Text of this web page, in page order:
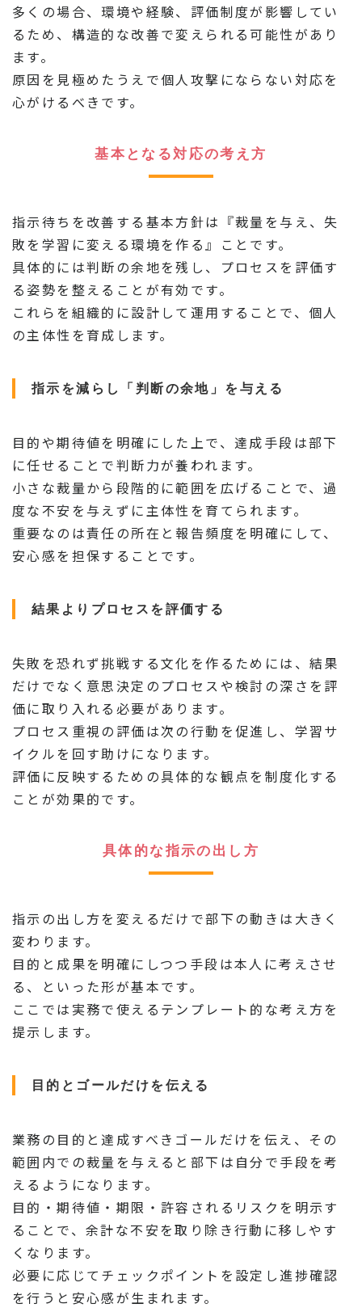
多くの場合、環境や経験、評価制度が影響してい
るため、構造的な改善で変えられる可能性があり
ます。
原因を見極めたうえで個人攻撃にならない対応を
心がけるべきです。
基本となる対応の考え方
指示待ちを改善する基本方針は『裁量を与え、失
敗を学習に変える環境を作る』ことです。
具体的には判断の余地を残し、プロセスを評価す
る姿勢を整えることが有効です。
これらを組織的に設計して運用することで、個人
の主体性を育成します。
指示を減らし「判断の余地」を与える
目的や期待値を明確にした上で、達成手段は部下
に任せることで判断力が養われます。
小さな裁量から段階的に範囲を広げることで、過
度な不安を与えずに主体性を育てられます。
重要なのは責任の所在と報告頻度を明確にして、
安心感を担保することです。
結果よりプロセスを評価する
失敗を恐れず挑戦する文化を作るためには、結果
だけでなく意思決定のプロセスや検討の深さを評
価に取り入れる必要があります。
プロセス重視の評価は次の行動を促進し、学習サ
イクルを回す助けになります。
評価に反映するための具体的な観点を制度化する
ことが効果的です。
具体的な指示の出し方
指示の出し方を変えるだけで部下の動きは大きく
変わります。
目的と成果を明確にしつつ手段は本人に考えさせ
る、といった形が基本です。
ここでは実務で使えるテンプレート的な考え方を
提示します。
目的とゴールだけを伝える
業務の目的と達成すべきゴールだけを伝え、その
範囲内での裁量を与えると部下は自分で手段を考
えるようになります。
目的・期待値・期限・許容されるリスクを明示す
ることで、余計な不安を取り除き行動に移しやす
くなります。
必要に応じてチェックポイントを設定し進捗確認
を行うと安心感が生まれます。